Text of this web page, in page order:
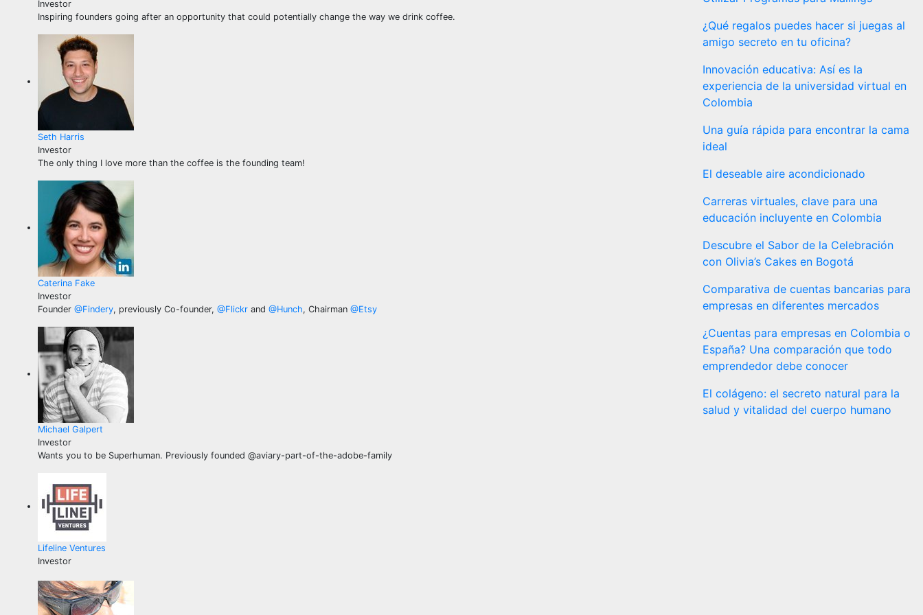
Investor
Inspiring founders going after an opportunity that could potentially change the way we drink coffee.
Seth Harris
Investor
The only thing I love more than the coffee is the founding team!
Caterina Fake
Investor
Founder @Findery, previously Co-founder, @Flickr and @Hunch, Chairman @Etsy
Michael Galpert
Investor
Wants you to be Superhuman. Previously founded @aviary-part-of-the-adobe-family
Lifeline Ventures
Investor
¿Qué regalos puedes hacer si juegas al
amigo secreto en tu oficina?
Innovación educativa: Así es la
experiencia de la universidad virtual en
Colombia
Una guía rápida para encontrar la cama
ideal
El deseable aire acondicionado
Carreras virtuales, clave para una
educación incluyente en Colombia
Descubre el Sabor de la Celebración
con Olivia’s Cakes en Bogotá
Comparativa de cuentas bancarias para
empresas en diferentes mercados
¿Cuentas para empresas en Colombia o
España? Una comparación que todo
emprendedor debe conocer
El colágeno: el secreto natural para la
salud y vitalidad del cuerpo humano